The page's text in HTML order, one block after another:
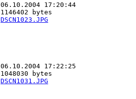
06.10.2004 17:20:44
1146402 bytes
DSCN1023.JPG
06.10.2004 17:22:25
1048030 bytes
DSCN1031.JPG